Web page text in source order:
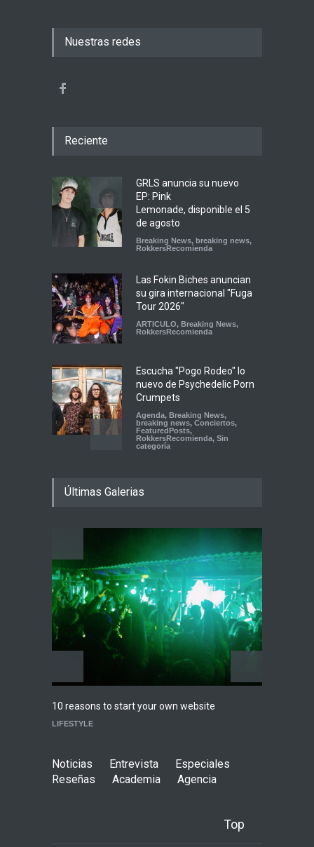
Nuestras redes
Reciente
GRLS anuncia su nuevo
EP: Pink
Lemonade, disponible el 5
de agosto
Breaking News, breaking news,
RokkersRecomienda
Las Fokin Biches anuncian
su gira internacional "Fuga
Tour 2026"
ARTICULO, Breaking News,
RokkersRecomienda
Escucha "Pogo Rodeo" lo
nuevo de Psychedelic Porn
Crumpets
Agenda, Breaking News,
breaking news, Conciertos,
FeaturedPosts,
RokkersRecomienda, Sin
categoría
en el Auditorio BB de la
news,Breaking News,
Playlist Dale Mixx 2026:
escucha las canciones que
sonarán en el festival
Agenda ,ARTICULO Conciertos
Últimas Galerias
10 reasons to start your own website
LIFESTYLE
Noticias Entrevista
Especiales
Reseñas
Academia Agencia
Top